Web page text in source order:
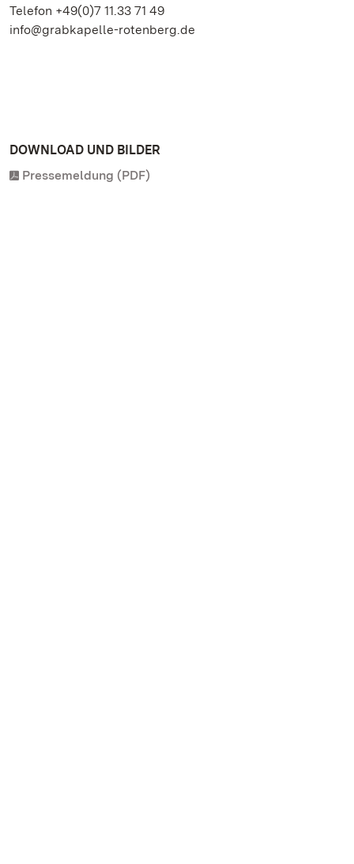
Telefon +49(0)7 11.33 71 49
info@grabkapelle-rotenberg.de
DOWNLOAD UND BILDER
Pressemeldung (PDF)